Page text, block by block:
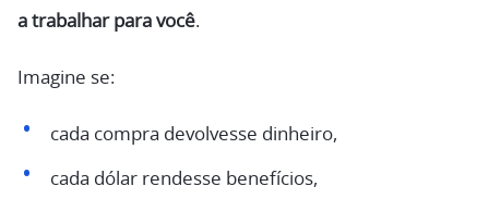
a trabalhar para você.
Imagine se:
cada compra devolvesse dinheiro,
cada dólar rendesse benefícios,